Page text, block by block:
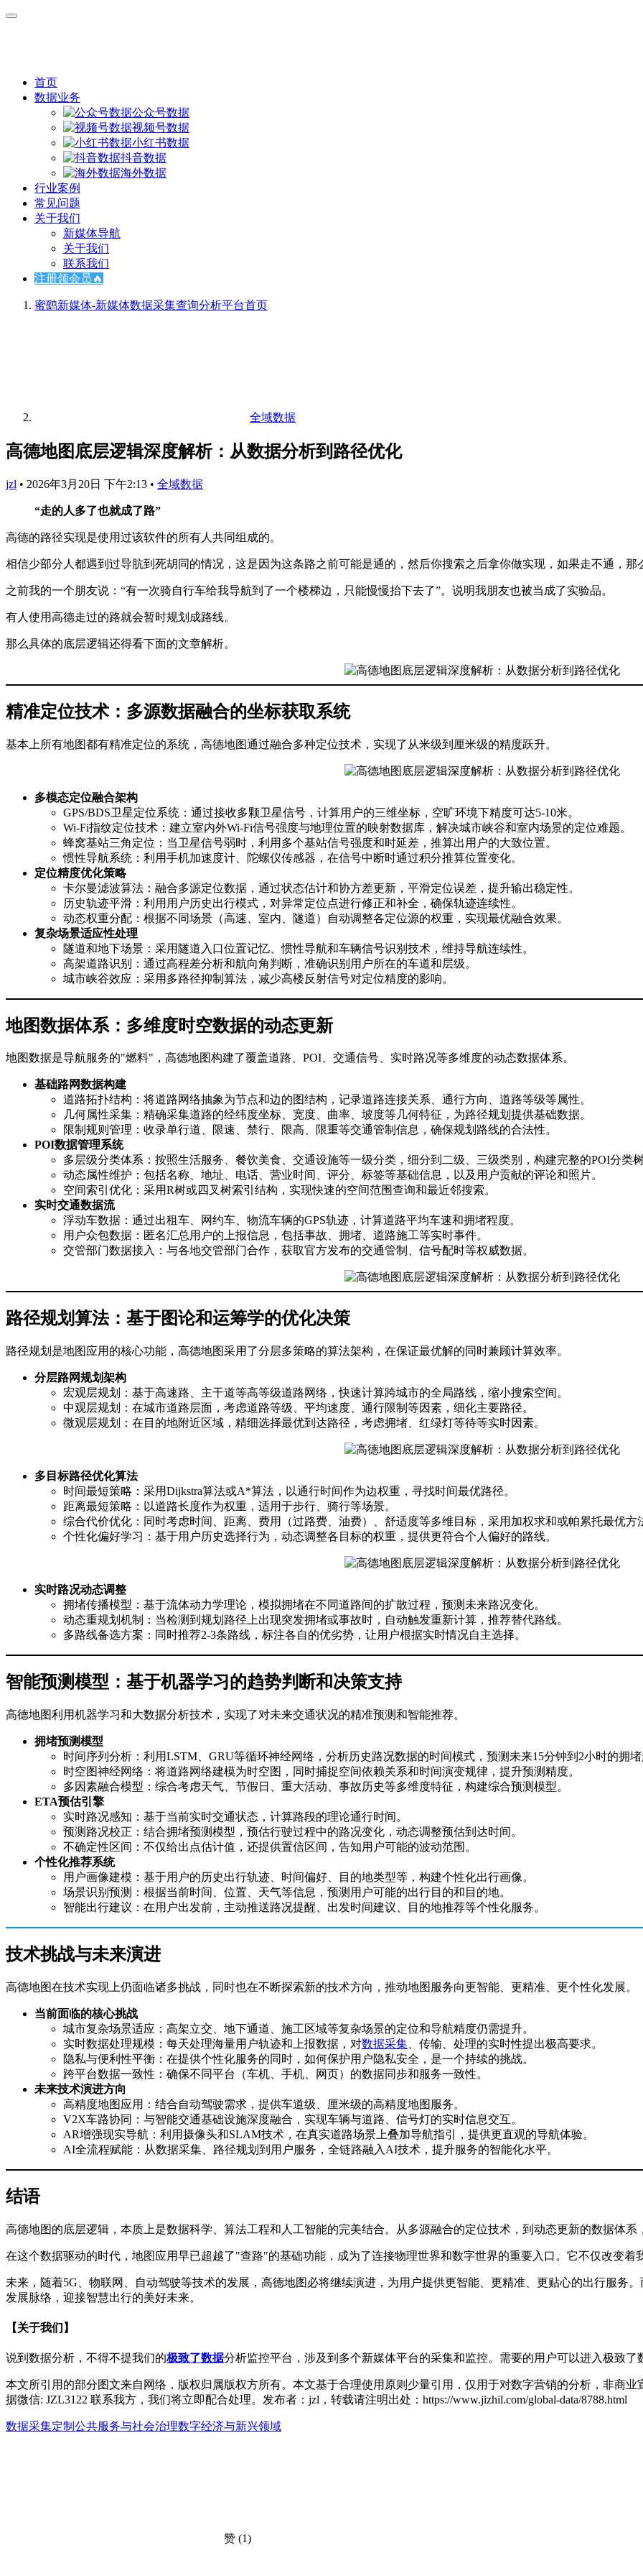
首页
数据业务
公众号数据
视频号数据
小红书数据
抖音数据
海外数据
行业案例
常见问题
关于我们
新媒体导航
关于我们
联系我们
注册领会员🔥
蜜鹞新媒体-新媒体数据采集查询分析平台首页
全域数据
高德地图底层逻辑深度解析：从数据分析到路径优化
jzl • 2026年3月20日 下午2:13 • 全域数据
“走的人多了也就成了路”
高德的路径实现是使用过该软件的所有人共同组成的。
相信少部分人都遇到过导肮到死胡同的情况，这是因为这条路之前可能是通的，然后你搜索之后拿你做实现，如果走不通，
之前我的一个朋友说：“有一次骑自行车给我导航到了一个楼梯边，只能慢慢抬下去了”。说明我朋友也被当成了实验品。
有人使用高德走过的路就会暂时规划成路线。
那么具体的底层逻辑还得看下面的文章解析。
精准定位技术：多源数据融合的坐标获取系统
基本上所有地图都有精准定位的系统，高德地图通过融合多种定位技术，实现了从米级到厘米级的精度跃升。
多模态定位融合架构
GPS/BDS卫星定位系统：通过接收多颗卫星信号，计算用户的三维坐标，空旷环境下精度可达5-10米。
Wi-Fi指纹定位技术：建立室内外Wi-Fi信号强度与地理位置的映射数据库，解决城市峡谷和室内场景的定位难题。
蜂窝基站三角定位：当卫星信号弱时，利用多个基站信号强度和时延差，推算出用户的大致位置。
惯性导航系统：利用手机加速度计、陀螺仪传感器，在信号中断时通过积分推算位置变化。
定位精度优化策略
卡尔曼滤波算法：融合多源定位数据，通过状态估计和协方差更新，平滑定位误差，提升输出稳定性。
历史轨迹平滑：利用用户历史出行模式，对异常定位点进行修正和补全，确保轨迹连续性。
动态权重分配：根据不同场景（高速、室内、隧道）自动调整各定位源的权重，实现最优融合效果。
复杂场景适应性处理
隧道和地下场景：采用隧道入口位置记忆、惯性导航和车辆信号识别技术，维持导航连续性。
高架道路识别：通过高程差分析和航向角判断，准确识别用户所在的车道和层级。
城市峡谷效应：采用多路径抑制算法，减少高楼反射信号对定位精度的影响。
地图数据体系：多维度时空数据的动态更新
地图数据是导航服务的"燃料"，高德地图构建了覆盖道路、POI、交通信号、实时路况等多维度的动态数据体系。
基础路网数据构建
道路拓扑结构：将道路网络抽象为节点和边的图结构，记录道路连接关系、通行方向、道路等级等属性。
几何属性采集：精确采集道路的经纬度坐标、宽度、曲率、坡度等几何特征，为路径规划提供基础数据。
限制规则管理：收录单行道、限速、禁行、限高、限重等交通管制信息，确保规划路线的合法性。
POI数据管理系统
多层级分类体系：按照生活服务、餐饮美食、交通设施等一级分类，细分到二级、三级类别，构建完整的POI分类
动态属性维护：包括名称、地址、电话、营业时间、评分、标签等基础信息，以及用户贡献的评论和照片。
空间索引优化：采用R树或四叉树索引结构，实现快速的空间范围查询和最近邻搜索。
实时交通数据流
浮动车数据：通过出租车、网约车、物流车辆的GPS轨迹，计算道路平均车速和拥堵程度。
用户众包数据：匿名汇总用户的上报信息，包括事故、拥堵、道路施工等实时事件。
交管部门数据接入：与各地交管部门合作，获取官方发布的交通管制、信号配时等权威数据。
路径规划算法：基于图论和运筹学的优化决策
路径规划是地图应用的核心功能，高德地图采用了分层多策略的算法架构，在保证最优解的同时兼顾计算效率。
分层路网规划架构
宏观层规划：基于高速路、主干道等高等级道路网络，快速计算跨城市的全局路线，缩小搜索空间。
中观层规划：在城市道路层面，考虑道路等级、平均速度、通行限制等因素，细化主要路径。
微观层规划：在目的地附近区域，精细选择最优到达路径，考虑拥堵、红绿灯等待等实时因素。
多目标路径优化算法
时间最短策略：采用Dijkstra算法或A*算法，以通行时间作为边权重，寻找时间最优路径。
距离最短策略：以道路长度作为权重，适用于步行、骑行等场景。
综合代价优化：同时考虑时间、距离、费用（过路费、油费）、舒适度等多维目标，采用加权求和或帕累托最优方
个性化偏好学习：基于用户历史选择行为，动态调整各目标的权重，提供更符合个人偏好的路线。
实时路况动态调整
拥堵传播模型：基于流体动力学理论，模拟拥堵在不同道路间的扩散过程，预测未来路况变化。
动态重规划机制：当检测到规划路径上出现突发拥堵或事故时，自动触发重新计算，推荐替代路线。
多路线备选方案：同时推荐2-3条路线，标注各自的优劣势，让用户根据实时情况自主选择。
智能预测模型：基于机器学习的趋势判断和决策支持
高德地图利用机器学习和大数据分析技术，实现了对未来交通状况的精准预测和智能推荐。
拥堵预测模型
时间序列分析：利用LSTM、GRU等循环神经网络，分析历史路况数据的时间模式，预测未来15分钟到2小时的拥
时空图神经网络：将道路网络建模为时空图，同时捕捉空间依赖关系和时间演变规律，提升预测精度。
多因素融合模型：综合考虑天气、节假日、重大活动、事故历史等多维度特征，构建综合预测模型。
ETA预估引擎
实时路况感知：基于当前实时交通状态，计算路段的理论通行时间。
预测路况校正：结合拥堵预测模型，预估行驶过程中的路况变化，动态调整预估到达时间。
不确定性区间：不仅给出点估计值，还提供置信区间，告知用户可能的波动范围。
个性化推荐系统
用户画像建模：基于用户的历史出行轨迹、时间偏好、目的地类型等，构建个性化出行画像。
场景识别预测：根据当前时间、位置、天气等信息，预测用户可能的出行目的和目的地。
智能出行建议：在用户出发前，主动推送路况提醒、出发时间建议、目的地推荐等个性化服务。
技术挑战与未来演进
高德地图在技术实现上仍面临诸多挑战，同时也在不断探索新的技术方向，推动地图服务向更智能、更精准、更个性化发展。
当前面临的核心挑战
城市复杂场景适应：高架立交、地下通道、施工区域等复杂场景的定位和导航精度仍需提升。
实时数据处理规模：每天处理海量用户轨迹和上报数据，对数据采集 、传输、处理的实时性提出极高要求。
隐私与便利性平衡：在提供个性化服务的同时，如何保护用户隐私安全，是一个持续的挑战。
跨平台数据一致性：确保不同平台（车机、手机、网页）的数据同步和服务一致性。
未来技术演进方向
高精度地图应用：结合自动驾驶需求，提供车道级、厘米级的高精度地图服务。
V2X车路协同：与智能交通基础设施深度融合，实现车辆与道路、信号灯的实时信息交互。
AR增强现实导航：利用摄像头和SLAM技术，在真实道路场景上叠加导航指引，提供更直观的导航体验。
AI全流程赋能：从数据采集、路径规划到用户服务，全链路融入AI技术，提升服务的智能化水平。
结语
高德地图的底层逻辑，本质上是数据科学、算法工程和人工智能的完美结合。从多源融合的定位技术，到动态更新的数据体
在这个数据驱动的时代，地图应用早已超越了"查路"的基础功能，成为了连接物理世界和数字世界的重要入口。它不仅改变
未来，随着5G、物联网、自动驾驶等技术的发展，高德地图必将继续演进，为用户提供更智能、更精准、更贴心的出行服务
发展脉络，迎接智慧出行的美好未来。
【关于我们】
说到数据分析，不得不提我们的极致了数据分析监控平台，涉及到多个新媒体平台的采集和监控。需要的用户可以进入极致了
本文所引用的部分图文来自网络，版权归属版权方所有。本文基于合理使用原则少量引用，仅用于对数字营销的分析，非商
据微信: JZL3122 联系我方，我们将立即配合处理。发布者：jzl，转载请注明出处： https://www.jizhil.com/global-data/8788.html
数据采集定制 公共服务与社会治理数字经济与新兴领域
赞 (1)